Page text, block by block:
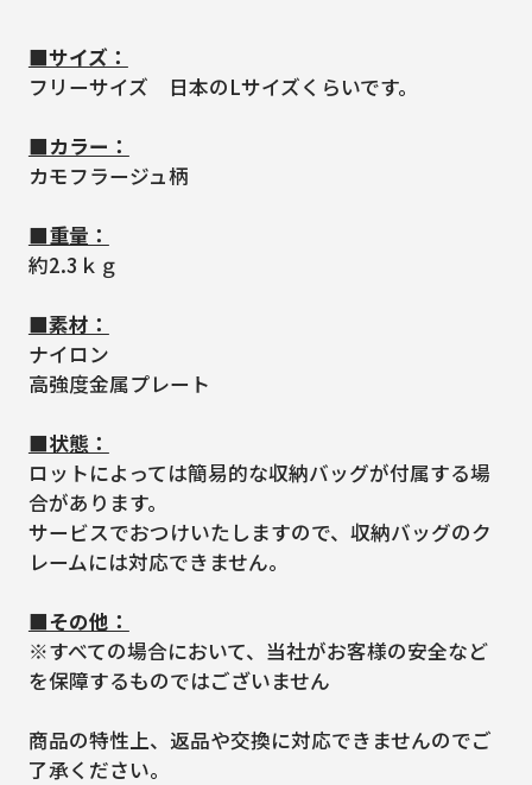
■サイズ：
フリーサイズ 日本のLサイズくらいです。
■カラー：
カモフラージュ柄
■重量：
約2.3ｋｇ
■素材：
ナイロン
高強度金属プレート
■状態：
ロットによっては簡易的な収納バッグが付属する場
合があります。
サービスでおつけいたしますので、収納バッグのク
レームには対応できません。
■その他：
※すべての場合において、当社がお客様の安全など
を保障するものではございません
商品の特性上、返品や交換に対応できませんのでご
了承ください。